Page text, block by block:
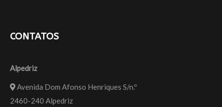
CONTATOS
Alpedriz
Avenida Dom Afonso Henriques S/n.º
2460-240 Alpedriz